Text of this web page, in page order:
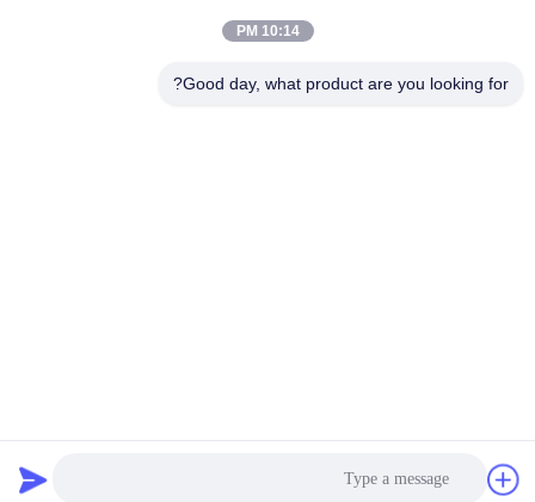
چین با کیفیت خوب عامل رهاسازی قالب پلی اورتان تامین کننده. حق چاپ © 2023-
2026 Guangzhou Delta Technology Co., Ltd. . تمامی حقوق محفوظ است.
10:14 PM
Good day, what product are you looking for?